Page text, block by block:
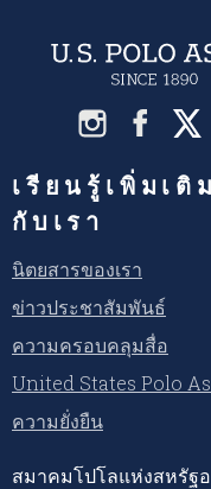
เรียนรู้เพิ่มเติ
กับเรา
นิตยสารของเรา
ข่าวประชาสัมพันธ์
ความครอบคลุมสื่อ
United States Polo
ความยั่งยืน
สมาคมโปโลแห่งสหรัฐอ